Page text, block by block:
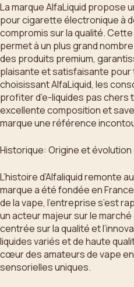
La marque AlfaLiquid propose
pour cigarette électronique à
compromis sur la qualité.
permet à un plus grand
des produits premium,
plaisante et satisfaisante pour
choisissant AlfaLiquid, les
profiter d’e-liquides pas chers
excellente composition et
marque une référence
Historique: Origine et évolution
L’histoire d’Alfaliquid remonte
marque a été fondée en
de la vape, l’entreprise s’est
un acteur majeur sur le
centrée sur la qualité et
liquides variés et de haute
cœur des amateurs de vape
sensorielles uniques.